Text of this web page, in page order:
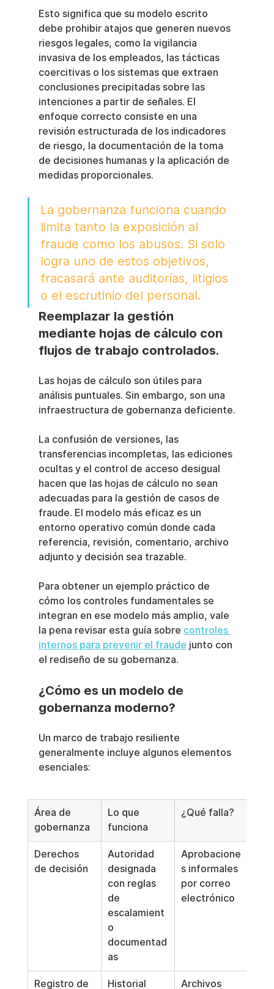
Esto significa que su modelo escrito
debe prohibir atajos que generen nuevos
riesgos legales, como la vigilancia
invasiva de los empleados, las tácticas
coercitivas o los sistemas que extraen
conclusiones precipitadas sobre las
intenciones a partir de señales. El
enfoque correcto consiste en una
revisión estructurada de los indicadores
de riesgo, la documentación de la toma
de decisiones humanas y la aplicación de
medidas proporcionales.
La gobernanza funciona cuando
limita tanto la exposición al
fraude como los abusos. Si solo
logra uno de estos objetivos,
fracasará ante auditorías, litigios
o el escrutinio del personal.
Reemplazar la gestión
mediante hojas de cálculo con
flujos de trabajo controlados.
Las hojas de cálculo son útiles para
análisis puntuales. Sin embargo, son una
infraestructura de gobernanza deficiente.
La confusión de versiones, las
transferencias incompletas, las ediciones
ocultas y el control de acceso desigual
hacen que las hojas de cálculo no sean
adecuadas para la gestión de casos de
fraude. El modelo más eficaz es un
entorno operativo común donde cada
referencia, revisión, comentario, archivo
adjunto y decisión sea trazable.
Para obtener un ejemplo práctico de
cómo los controles fundamentales se
integran en ese modelo más amplio, vale
la pena revisar esta guía sobre controles
internos para prevenir el fraude junto con
el rediseño de su gobernanza.
¿Cómo es un modelo de
gobernanza moderno?
Un marco de trabajo resiliente
generalmente incluye algunos elementos
esenciales:
Área de
gobernanza
Lo que
funciona
¿Qué falla?
Derechos
de decisión
Autoridad
designada
con reglas
de
escalamient
o
documentad
as
Aprobacione
s informales
por correo
electrónico
Registro de Historial Archivos